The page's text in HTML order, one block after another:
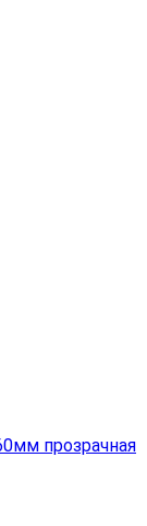
прозрачная